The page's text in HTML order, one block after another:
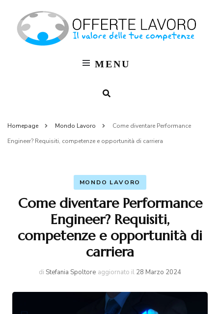
MENU
Homepage Mondo Lavoro
Come diventare Performance
Engineer? Requisiti, competenze e opportunità di carriera
MONDO LAVORO
Come diventare Performance
Engineer? Requisiti,
competenze e opportunità di
carriera
di Stefania Spoltore aggiornato il 28 Marzo 2024